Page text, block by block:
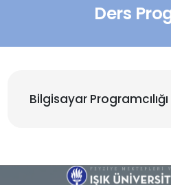
Ders
Bilgisayar